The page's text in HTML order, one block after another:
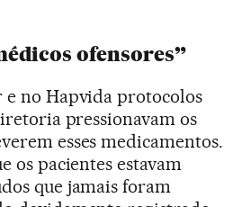
ofensores”
e no Hapvida protocolos
pressionavam os
esses medicamentos.
os pacientes estavam
que jamais foram